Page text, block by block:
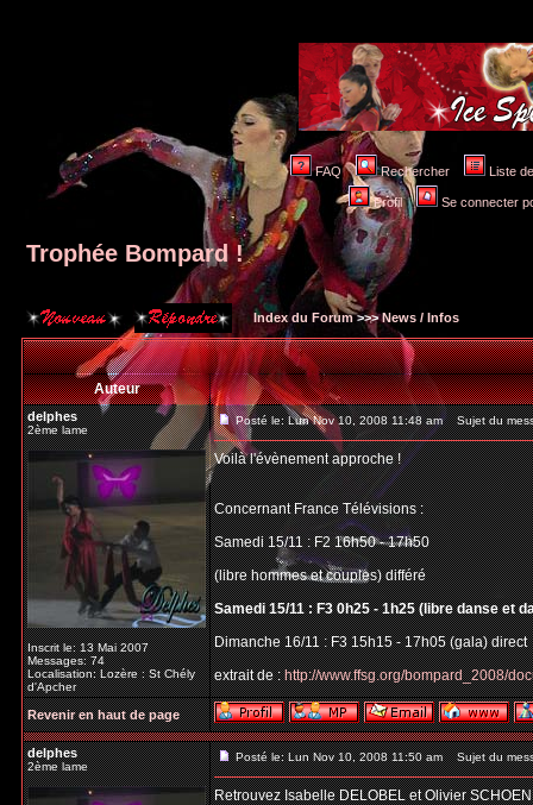
FAQ Rechercher Liste
Profil Se connecter
Trophée Bompard !
Index du Forum>>>News / Infos
Auteur
delphes
2ème lame
Inscrit le: 13 Mai 2007
Messages: 74
Localisation: Lozère : St Chély
d'Apcher
Posté le: Lun Nov 10, 2008 11:48 am Sujet du
Voilà l'évènement approche !
Concernant France Télévisions :
Samedi 15/11 : F2 16h50 - 17h50
(libre hommes et couples) différé
Samedi 15/11 : F3 0h25 - 1h25 (libre danse et
Dimanche 16/11 : F3 15h15 - 17h05 (gala) direct
extrait de :http://www.ffsg.org/bompard_2008/
Revenir en haut de page
delphes
2ème lame
Posté le: Lun Nov 10, 2008 11:50 am Sujet du
Retrouvez Isabelle DELOBEL et Olivier